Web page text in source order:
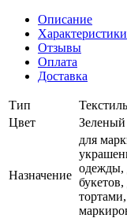
Описание
Характеристики
Отзывы
Оплата
Доставка
Тип
Цвет
Зеленый
Назначение
для
одежды,